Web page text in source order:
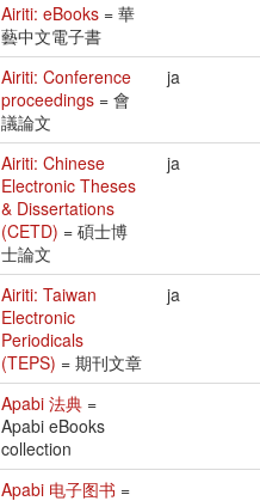
Airiti: eBooks= 華
藝中文電子書
Airiti: Conference
proceedings= 會
議論文
ja
Airiti: Chinese
Electronic Theses
& Dissertations
(CETD) = 碩士博
士論文
ja
Airiti: Taiwan
Electronic
Periodicals
(TEPS) = 期刊文章
ja
Apabi 法典=
Apabi eBooks
collection
Apabi 电子图书 =